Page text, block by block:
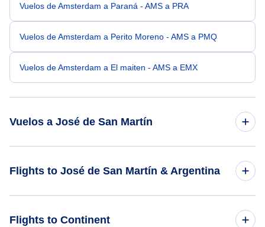
Vuelos de Amsterdam a Paraná - AMS a PRA
Vuelos de Amsterdam a Perito Moreno - AMS a PMQ
Vuelos de Amsterdam a El maiten - AMS a EMX
Vuelos a José de San Martín
Vuelos de Al Ain a José de San Martín - AAN a JSM
Flights to José de San Martín & Argentina
Flights to Continent